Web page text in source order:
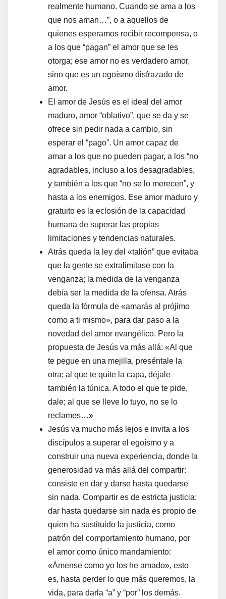
realmente humano. Cuando se ama a los
que nos aman…”, o a aquellos de
quienes esperamos recibir recompensa, o
a los que “pagan” el amor que se les
otorga; ese amor no es verdadero amor,
sino que es un egoísmo disfrazado de
amor.
El amor de Jesús es el ideal del amor
maduro, amor “oblativo”, que se da y se
ofrece sin pedir nada a cambio, sin
esperar el “pago”. Un amor capaz de
amar a los que no pueden pagar, a los “no
agradables, incluso a los desagradables,
y también a los que “no se lo merecen”, y
hasta a los enemigos. Ese amor maduro y
gratuito es la eclosión de la capacidad
humana de superar las propias
limitaciones y tendencias naturales.
Atrás queda la ley del «talión” que evitaba
que la gente se extralimitase con la
venganza; la medida de la venganza
debía ser la medida de la ofensa. Atrás
queda la fórmula de «amarás al prójimo
como a ti mismo», para dar paso a la
novedad del amor evangélico. Pero la
propuesta de Jesús va más allá: «Al que
te pegue en una mejilla, preséntale la
otra; al que te quite la capa, déjale
también la túnica. A todo el que te pide,
dale; al que se lleve lo tuyo, no se lo
reclames…»
Jesús va mucho más lejos e invita a los
discípulos a superar el egoísmo y a
construir una nueva experiencia, donde la
generosidad va más allá del compartir:
consiste en dar y darse hasta quedarse
sin nada. Compartir es de estricta justicia;
dar hasta quedarse sin nada es propio de
quien ha sustituido la jus­ticia, como
patrón del comportamiento humano, por
el amor como único mandamiento:
«Ámense como yo los he amado», esto
es, hasta perder lo que más queremos, la
vida, para darla “a” y “por” los demás.